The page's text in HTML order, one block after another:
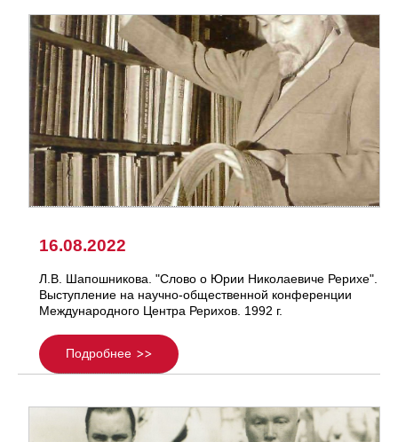
16.08.2022
Л.В. Шапошникова. "Слово о Юрии Николаевиче Рерихе".
Выступление на научно-общественной конференции
Международного Центра Рерихов. 1992 г.
Подробнее